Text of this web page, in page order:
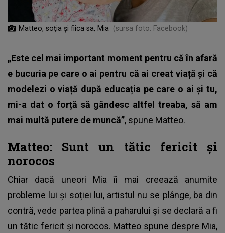
Matteo, soția și fiica sa, Mia (sursa foto: Facebook)
„Este cel mai important moment pentru că în afară
e bucuria pe care o ai pentru că ai creat viață și că
modelezi o viață după educația pe care o ai și tu,
mi-a dat o forță să gândesc altfel treaba, să am
mai multă putere de muncă”, spune Matteo.
Matteo: Sunt un tătic fericit și
norocos
Chiar dacă uneori Mia îi mai creează anumite
probleme lui și soției lui, artistul nu se plânge, ba din
contră, vede partea plină a paharului și se declară a fi
un tătic fericit și norocos. Matteo spune despre Mia,